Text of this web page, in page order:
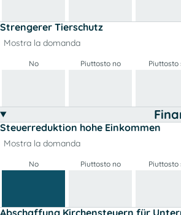
Strengerer Tierschutz
Mostra la domanda
No Piuttosto no Piuttosto
Steuerreduktion hohe Einkommen
Mostra la domanda
No Piuttosto no Piuttosto
Abschaffung Kirchensteuern für